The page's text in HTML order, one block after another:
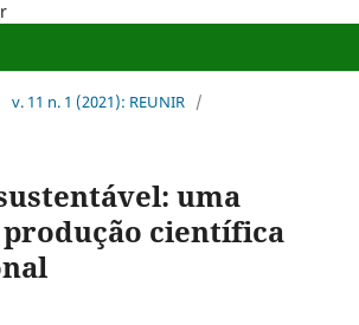
v. 11 n. 1 (2021): REUNIR /
uma
produção científica